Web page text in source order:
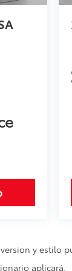
y estilo
aplicará.